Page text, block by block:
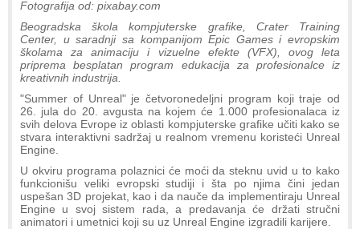
Fotografija od: pixabay.com
Beogradska škola kompjuterske grafike, Crater Training
Center, u saradnji sa kompanijom Epic Games i evropskim
školama za animaciju i vizuelne efekte (VFX), ovog leta
priprema besplatan program edukacija za profesionalce iz
kreativnih industrija.
"Summer of Unreal" je četvoronedeljni program koji traje od
26. jula do 20. avgusta na kojem će 1.000 profesionalaca iz
svih delova Evrope iz oblasti kompjuterske grafike učiti kako se
stvara interaktivni sadržaj u realnom vremenu koristeći Unreal
Engine.
U okviru programa polaznici će moći da steknu uvid u to kako
funkcionišu veliki evropski studiji i šta po njima čini jedan
uspešan 3D projekat, kao i da nauče da implementiraju Unreal
Engine u svoj sistem rada, a predavanja će držati stručni
animatori i umetnici koji su uz Unreal Engine izgradili karijere.